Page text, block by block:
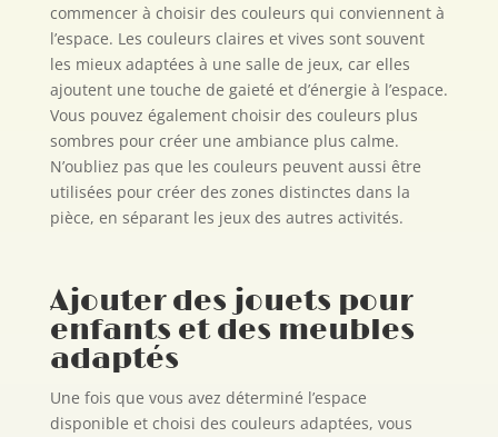
commencer à choisir des couleurs qui conviennent à
l’espace. Les couleurs claires et vives sont souvent
les mieux adaptées à une salle de jeux, car elles
ajoutent une touche de gaieté et d’énergie à l’espace.
Vous pouvez également choisir des couleurs plus
sombres pour créer une ambiance plus calme.
N’oubliez pas que les couleurs peuvent aussi être
utilisées pour créer des zones distinctes dans la
pièce, en séparant les jeux des autres activités.
Ajouter des jouets pour
enfants et des meubles
adaptés
Une fois que vous avez déterminé l’espace
disponible et choisi des couleurs adaptées, vous